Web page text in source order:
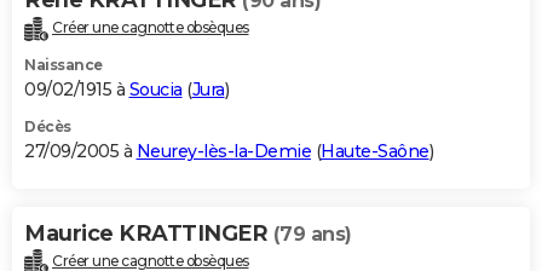
Créer une cagnotte obsèques
Naissance
09/02/1915 à Soucia (Jura)
Décès
27/09/2005 à Neurey-lès-la-Demie (Haute-Saône)
Maurice KRATTINGER (79 ans)
Créer une cagnotte obsèques